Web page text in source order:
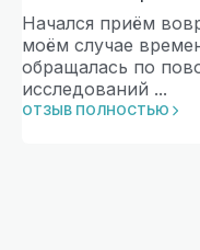
Начался приём
моём случае
обращалась по
исследований ...
ОТЗЫВ ПОЛНОСТЬЮ